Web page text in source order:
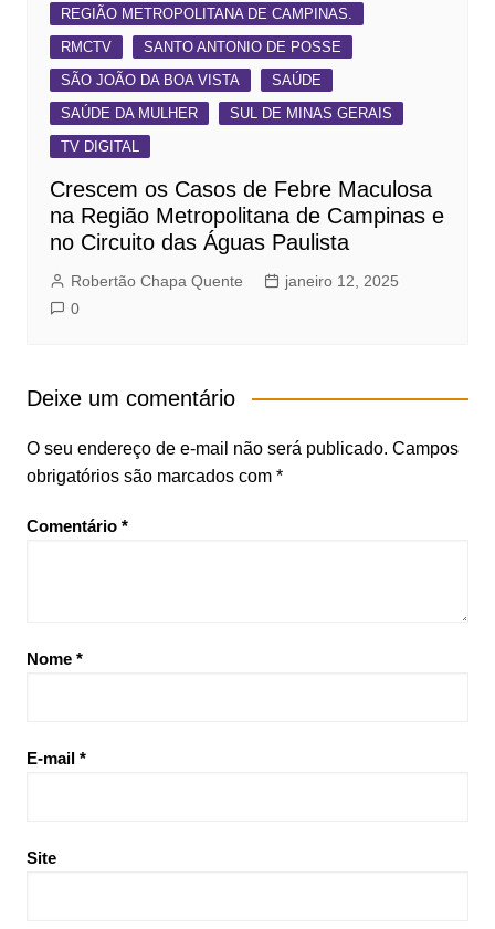
REGIÃO METROPOLITANA DE CAMPINAS.
RMCTV
SANTO ANTONIO DE POSSE
SÃO JOÃO DA BOA VISTA
SAÚDE
SAÚDE DA MULHER
SUL DE MINAS GERAIS
TV DIGITAL
Crescem os Casos de Febre Maculosa
na Região Metropolitana de Campinas e
no Circuito das Águas Paulista
Robertão Chapa Quente
janeiro 12, 2025
0
Deixe um comentário
O seu endereço de e-mail não será publicado. Campos
obrigatórios são marcados com *
Comentário *
Nome *
E-mail *
Site